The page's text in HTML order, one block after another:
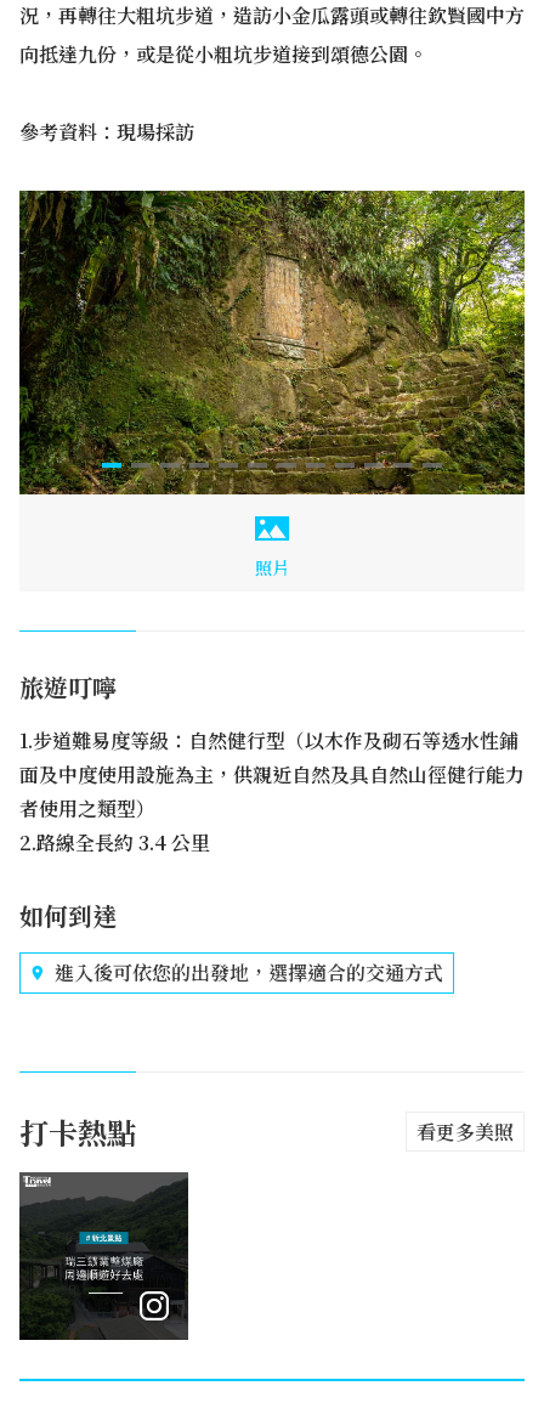
況，再轉往大粗坑步道，造訪小金瓜露頭或轉往欽賢國中方
向抵達九份，或是從小粗坑步道接到頌德公園。
參考資料：現場採訪
照片
旅遊叮嚀
1.步道難易度等級：自然健行型（以木作及砌石等透水性鋪
面及中度使用設施為主，供親近自然及具自然山徑健行能力
者使用之類型）
2.路線全長約 3.4 公里
如何到達
進入後可依您的出發地，選擇適合的交通方式
打卡熱點 看更多美照